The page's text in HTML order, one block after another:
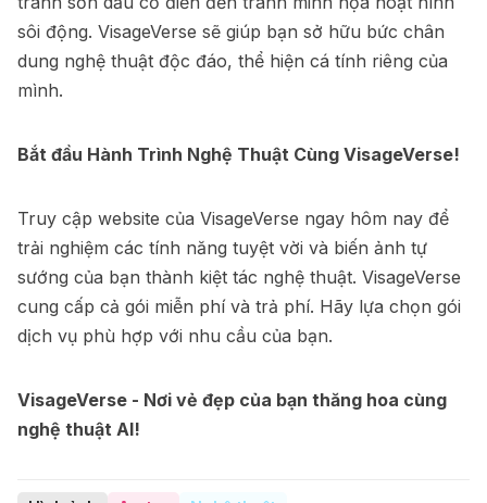
sôi động. VisageVerse sẽ giúp bạn sở hữu bức chân
dung nghệ thuật độc đáo, thể hiện cá tính riêng của
mình.
Bắt đầu Hành Trình Nghệ Thuật Cùng VisageVerse!
Truy cập website của VisageVerse ngay hôm nay để
trải nghiệm các tính năng tuyệt vời và biến ảnh tự
sướng của bạn thành kiệt tác nghệ thuật. VisageVerse
cung cấp cả gói miễn phí và trả phí. Hãy lựa chọn gói
dịch vụ phù hợp với nhu cầu của bạn.
VisageVerse - Nơi vẻ đẹp của bạn thăng hoa cùng
nghệ thuật AI!